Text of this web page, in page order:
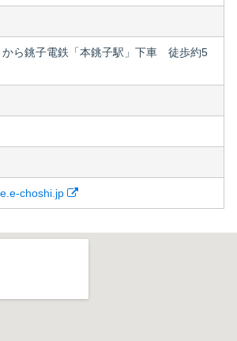
から銚子電鉄「本銚子駅」下車 徒歩約5
choshi.jp